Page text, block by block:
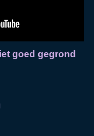
goed gegrond